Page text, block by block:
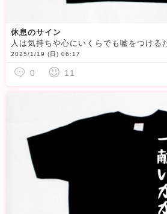
休息のサイン
2025/1/19 (日) 06:17
0 11